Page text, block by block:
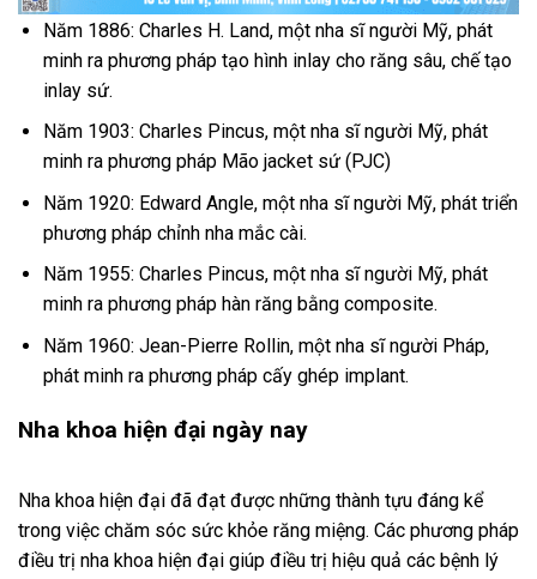
Năm 1886: Charles H. Land, một nha sĩ người Mỹ, phát
minh ra phương pháp tạo hình inlay cho răng sâu, chế tạo
inlay sứ.
Năm 1903: Charles Pincus, một nha sĩ người Mỹ, phát
minh ra phương pháp Mão jacket sứ (PJC)
Năm 1920: Edward Angle, một nha sĩ người Mỹ, phát triển
phương pháp chỉnh nha mắc cài.
Năm 1955: Charles Pincus, một nha sĩ người Mỹ, phát
minh ra phương pháp hàn răng bằng composite.
Năm 1960: Jean-Pierre Rollin, một nha sĩ người Pháp,
phát minh ra phương pháp cấy ghép implant.
Nha khoa hiện đại ngày nay
Nha khoa hiện đại đã đạt được những thành tựu đáng kể
trong việc chăm sóc sức khỏe răng miệng. Các phương pháp
điều trị nha khoa hiện đại giúp điều trị hiệu quả các bệnh lý